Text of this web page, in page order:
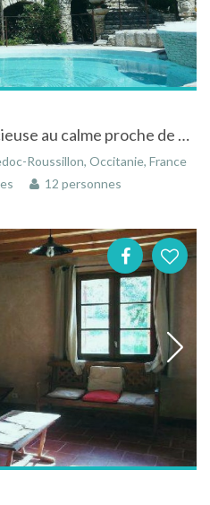
Allègre, belle maison spacieuse au calme proche de Lussan
Roussillon, Occitanie, France
12 personnes